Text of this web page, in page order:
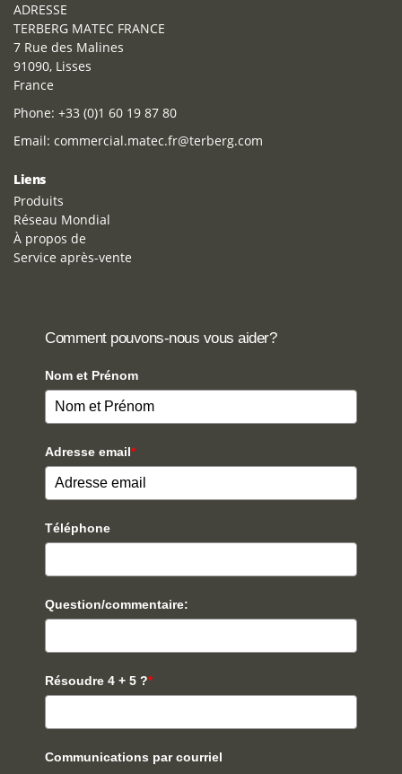
ADRESSE
TERBERG MATEC FRANCE
7 Rue des Malines
91090, Lisses
France
Phone: +33 (0)1 60 19 87 80
Email: commercial.matec.fr@terberg.com
Liens
Produits
Réseau Mondial
À propos de
Service après-vente
Comment pouvons-nous vous aider?
Nom et Prénom
Adresse email*
Téléphone
Question/commentaire:
Résoudre 4 + 5 ?*
Communications par courriel